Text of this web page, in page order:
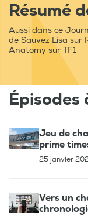
Résumé
Aussi dans ce
de Sauvez Lisa sur
Anatomy sur TF1
Épisodes
Jeu de
prime
25 janvier
Vers un